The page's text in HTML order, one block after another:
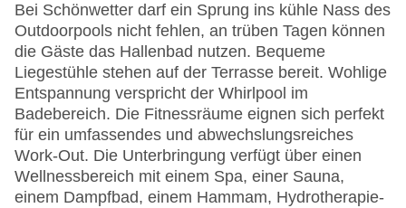
Bei Schönwetter darf ein Sprung ins kühle Nass des
Outdoorpools nicht fehlen, an trüben Tagen können
die Gäste das Hallenbad nutzen. Bequeme
Liegestühle stehen auf der Terrasse bereit. Wohlige
Entspannung verspricht der Whirlpool im
Badebereich. Die Fitnessräume eignen sich perfekt
für ein umfassendes und abwechslungsreiches
Work-Out. Die Unterbringung verfügt über einen
Wellnessbereich mit einem Spa, einer Sauna,
einem Dampfbad, einem Hammam, Hydrotherapie-